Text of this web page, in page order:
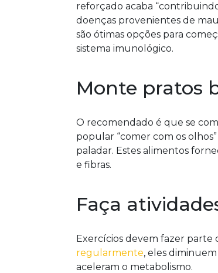
reforçado acaba
doenças provenientes de
são ótimas opções para
sistema imunológico.
Monte pratos
O recomendado é que se
popular “comer com os
paladar. Estes alimentos
e fibras.
Faça
Exercícios devem fazer parte
regularmente, eles
aceleram o metabolismo.